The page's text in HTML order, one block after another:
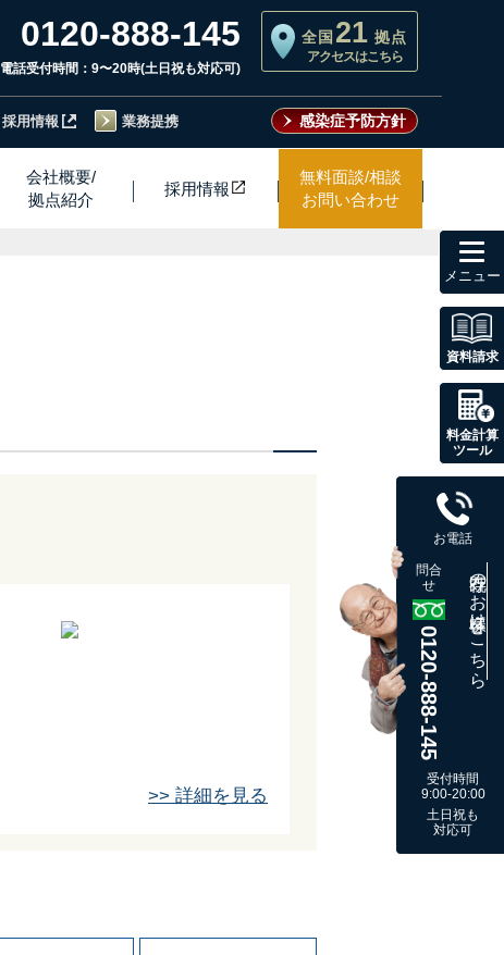
0120-888-145
電話受付時間：9〜20時(土日祝も対応可)
全国 21 拠点
アクセスはこちら
採用情報 業務提携 感染症予防方針
会社概要/
拠点紹介
採用情報
無料面談/相談
お問い合わせ
>> 詳細を見る
資料請求
料金計算
ツール
お電話
問合
せ
0120-888-145
既存のお客様はこちら
受付時間
9:00-20:00
土日祝も
対応可